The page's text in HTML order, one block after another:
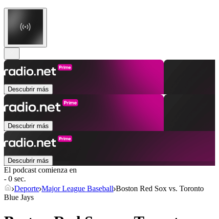
Descubrir más
Descubrir más
Descubrir más
El podcast comienza en
- 0 sec.
Deporte Major League Baseball Boston Red Sox vs. Toronto
Blue Jays